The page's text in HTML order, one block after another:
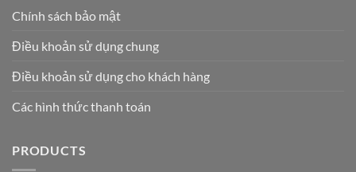
Chính sách bảo mật
Điều khoản sử dụng chung
Điều khoản sử dụng cho khách hàng
Các hình thức thanh toán
PRODUCTS